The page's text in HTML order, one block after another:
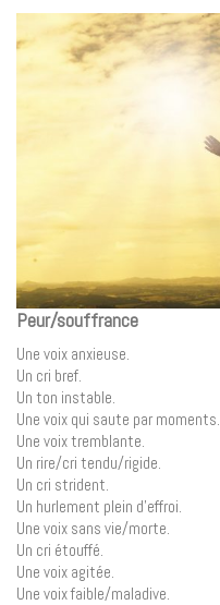
Peur/souffrance
Une voix anxieuse.
Un cri bref.
Un ton instable.
Une voix qui saute par moments.
Une voix tremblante.
Un rire/cri tendu/rigide.
Un cri strident.
Un hurlement plein d’effroi.
Une voix sans vie/morte.
Un cri étouffé.
Une voix agitée.
Une voix faible/maladive.